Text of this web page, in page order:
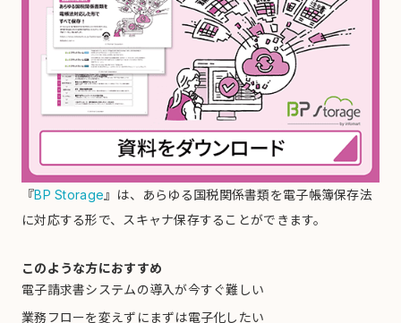
『BP Storage』は、あらゆる国税関係書類を電子帳簿保存法
に対応する形で、 スキャナ保存することができます。
このような方におすすめ
電子請求書システムの導入が今すぐ難しい
業務フローを変えずにまずは電子化したい